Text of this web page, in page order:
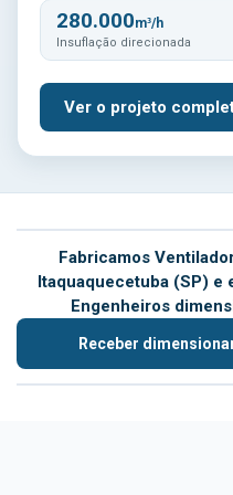
280.000m³/h
Insuflação direcionada
Ver o projeto
Fabricamos
Itaquaquecetuba (SP) e
Engenheiros
Receber